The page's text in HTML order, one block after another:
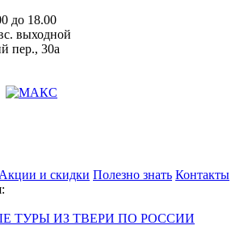
до 18.00
выходной
пер., 30а
Акции и скидки Полезно знать Контакты
ТУРЫ ИЗ ТВЕРИ ПО РОССИИ